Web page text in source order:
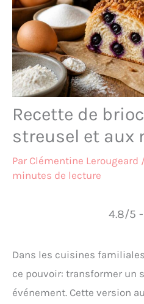
Recette de
streusel et aux
Par Clémentine Lerougeard
minutes de lecture
4.8/5
Dans les cuisines
ce pouvoir: transformer un
événement. Cette version